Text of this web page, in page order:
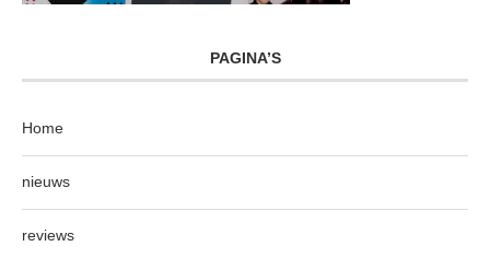
PAGINA’S
Home
nieuws
reviews